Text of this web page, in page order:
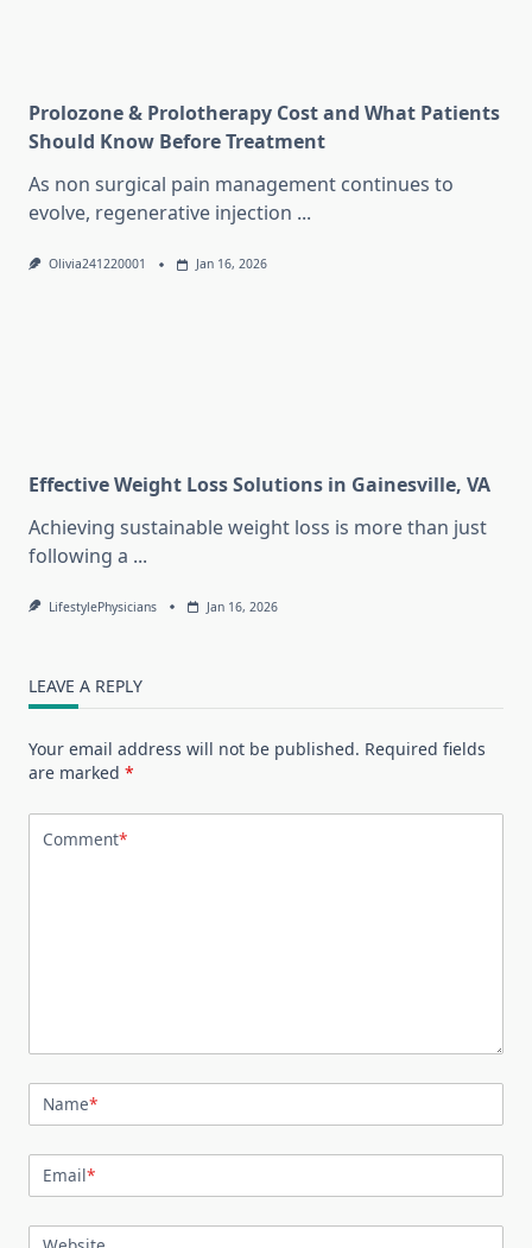
Prolozone & Prolotherapy Cost and What Patients
Should Know Before Treatment
As non surgical pain management continues to
evolve, regenerative injection ...
Olivia241220001 Jan 16, 2026
Effective Weight Loss Solutions in Gainesville, VA
Achieving sustainable weight loss is more than just
following a ...
LifestylePhysicians Jan 16, 2026
LEAVE A REPLY
Your email address will not be published. Required fields
are marked *
Comment*
Name*
Email*